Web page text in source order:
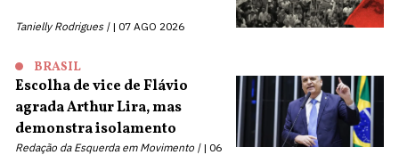
Tanielly Rodrigues | 07 AGO 2026
BRASIL
Escolha de vice de Flávio
agrada Arthur Lira, mas
demonstra isolamento
Redação da Esquerda em Movimento |
06